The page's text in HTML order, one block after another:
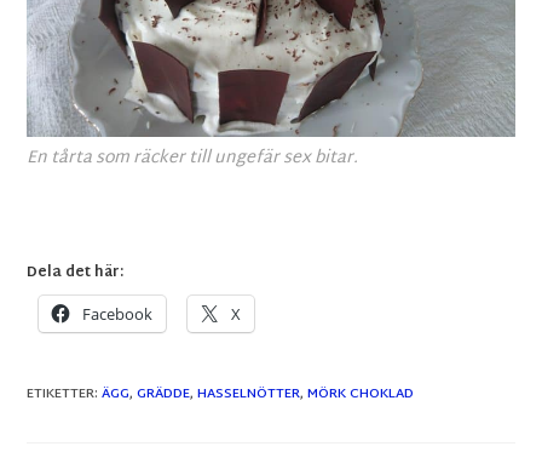
En tårta som räcker till ungefär sex bitar.
Dela det här:
Facebook X
ETIKETTER:ÄGG, GRÄDDE, HASSELNÖTTER, MÖRK CHOKLAD